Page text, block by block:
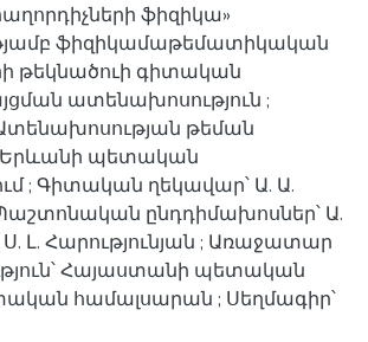
ֆիզիկա»
ֆիզիկամաթեմատիկական
թեկնածուի գիտական
ատենախոսություն ;
թեման
պետական
; Գիտական ղեկավար՝ Ա. Ա.
ընդդիմախոսներ՝ Ա.
Ս. Լ. Հարությունյան ; Առաջատար
Հայաստանի պետական
համալսարան ; Սեղմագիր՝